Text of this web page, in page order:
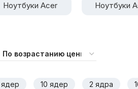
Ноутбуки Acer Ноутбуки
10 ядер 2 ядра